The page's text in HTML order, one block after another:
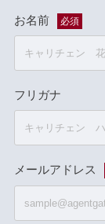
お名前 必須
フリガナ
メールアドレス